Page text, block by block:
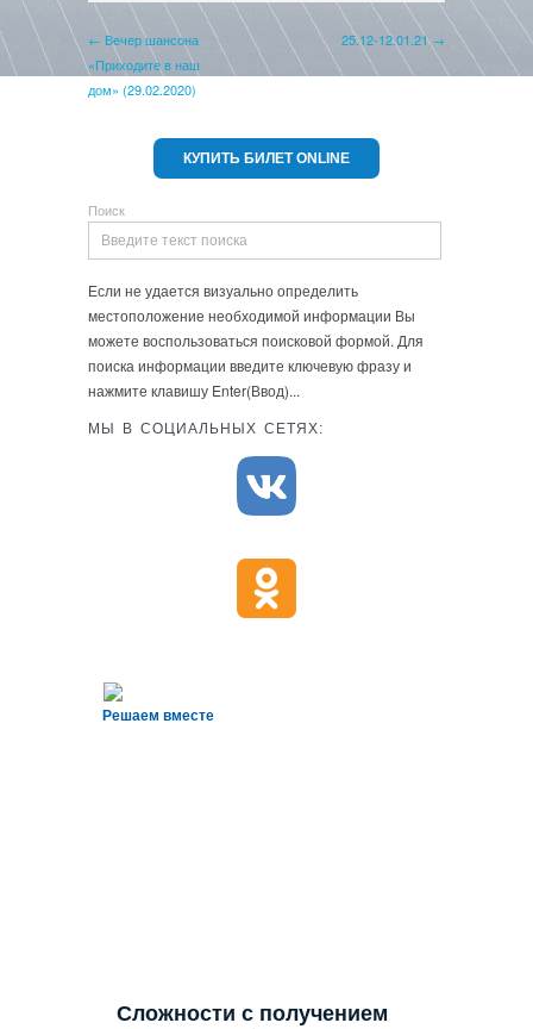
← Вечер шансона
«Приходите в наш
дом» (29.02.2020)
25.12-12.01.21 →
КУПИТЬ БИЛЕТ ONLINE
Поиск
Если не удается визуально определить
местоположение необходимой информации Вы
можете воспользоваться поисковой формой. Для
поиска информации введите ключевую фразу и
нажмите клавишу Enter(Ввод)...
МЫ В СОЦИАЛЬНЫХ СЕТЯХ:
Решаем вместе
Сложности с получением